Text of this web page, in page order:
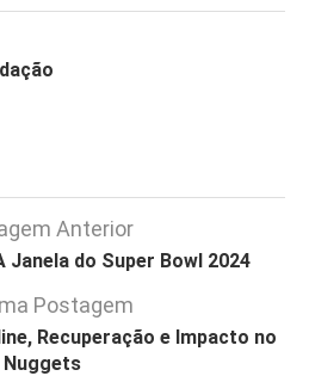
Anterior
Janela do Super Bowl 2024
Postagem
Recuperação e Impacto no
Nuggets